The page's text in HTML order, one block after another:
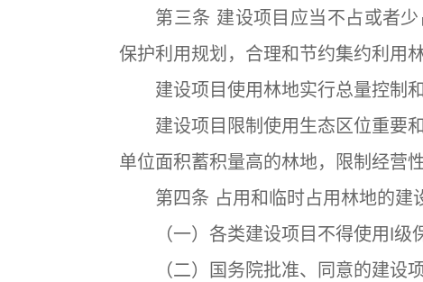
第三条 建设项目应当不占或者少
保护利用规划，合理和节约集约利用林
建设项目使用林地实行总量控制和
建设项目限制使用生态区位重要和
单位面积蓄积量高的林地，限制经营
第四条 占用和临时占用林地的建
（一）各类建设项目不得使用Ⅰ级保
（二）国务院批准、同意的建设项